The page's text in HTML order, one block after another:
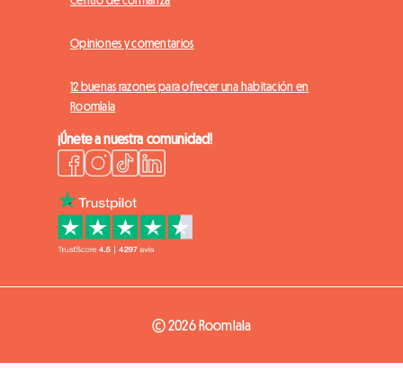
Opiniones y comentarios
12 buenas razones para ofrecer una habitación en
Roomlala
¡Únete a nuestra comunidad!
© 2026 Roomlala